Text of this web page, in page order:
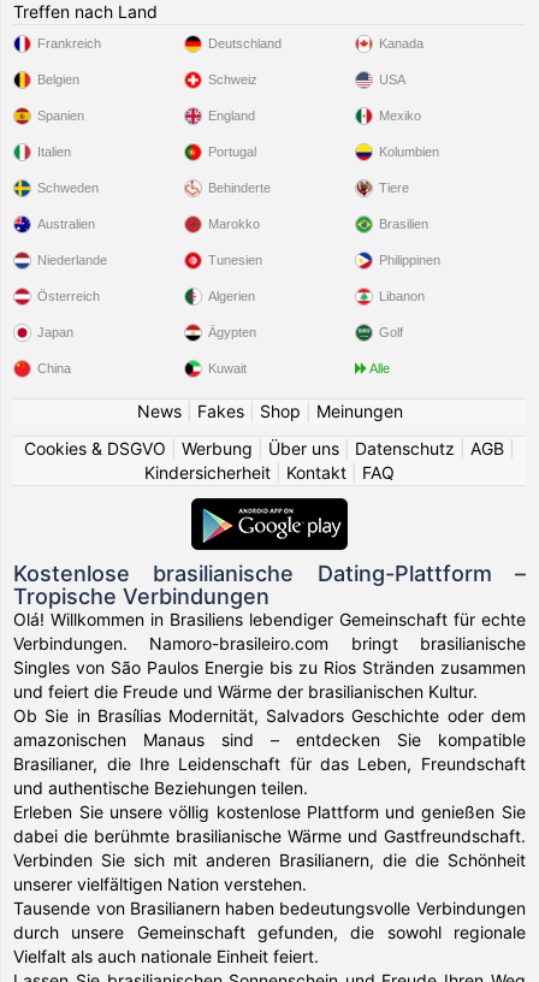
Treffen nach Land
Frankreich
Belgien
Spanien
Italien
Schweden
Deutschland
Schweiz
England
Portugal
Behinderte
Kanada
USA
Mexiko
Kolumbien
Tiere
Australien
Niederlande
Österreich
Japan
China
Marokko
Tunesien
Algerien
Ägypten
Kuwait
Brasilien
Philippinen
Libanon
Golf
Alle
News| Fakes| Shop
Meinungen
Cookies & DSGVO
Werbung Über uns Datenschutz AGB
Kindersicherheit
Kontakt FAQ
Kostenlose brasilianische Dating-Plattform –
Tropische Verbindungen
Olá! Willkommen in Brasiliens lebendiger Gemeinschaft für echte
Verbindungen. Namoro-brasileiro.com bringt brasilianische
Singles von São Paulos Energie bis zu Rios Stränden zusammen
und feiert die Freude und Wärme der brasilianischen Kultur.
Ob Sie in Brasílias Modernität, Salvadors Geschichte oder dem
amazonischen Manaus sind – entdecken Sie kompatible
Brasilianer, die Ihre Leidenschaft für das Leben, Freundschaft
und authentische Beziehungen teilen.
Erleben Sie unsere völlig kostenlose Plattform und genießen Sie
dabei die berühmte brasilianische Wärme und Gastfreundschaft.
Verbinden Sie sich mit anderen Brasilianern, die die Schönheit
unserer vielfältigen Nation verstehen.
Tausende von Brasilianern haben bedeutungsvolle Verbindungen
durch unsere Gemeinschaft gefunden, die sowohl regionale
Vielfalt als auch nationale Einheit feiert.